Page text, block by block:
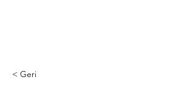
< Geri